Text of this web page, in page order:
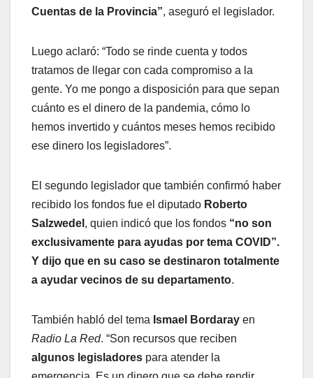
Cuentas de la Provincia”, aseguró el legislador.
Luego aclaró: “Todo se rinde cuenta y todos
tratamos de llegar con cada compromiso a la
gente. Yo me pongo a disposición para que sepan
cuánto es el dinero de la pandemia, cómo lo
hemos invertido y cuántos meses hemos recibido
ese dinero los legisladores”.
El segundo legislador que también confirmó haber
recibido los fondos fue el diputado Roberto
Salzwedel , quien indicó que los fondos “no son
exclusivamente para ayudas por tema COVID”.
Y dijo que en su caso se destinaron totalmente
a ayudar vecinos de su departamento.
También habló del tema Ismael Bordaray en
Radio La Red. “Son recursos que reciben
algunos legisladores para atender la